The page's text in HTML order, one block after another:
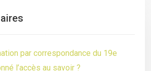
par correspondance du 19e
l’accès au savoir ?